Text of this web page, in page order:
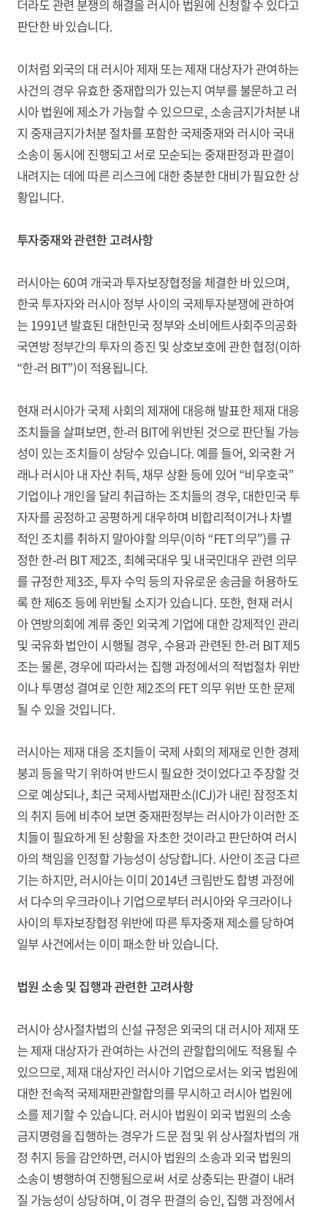
더라도 관련 분쟁의 해결을 러시아 법원에 신청할 수 있다고
판단한 바 있습니다.
이처럼 외국의 대 러시아 제재 또는 제재 대상자가 관여하는
사건의 경우 유효한 중재합의가 있는지 여부를 불문하고 러
시아 법원에 제소가 가능할 수 있으므로, 소송금지가처분 내
지 중재금지가처분 절차를 포함한 국제중재와 러시아 국내
소송이 동시에 진행되고 서로 모순되는 중재판정과 판결이
내려지는 데에 따른 리스크에 대한 충분한 대비가 필요한 상
황입니다.
투자중재와 관련한 고려사항
러시아는 60여 개국과 투자보장협정을 체결한 바 있으며,
한국 투자자와 러시아 정부 사이의 국제투자분쟁에 관하여
는 1991년 발효된 대한민국 정부와 소비에트사회주의공화
국연방 정부간의 투자의 증진 및 상호보호에 관한 협정(이하
“한-러 BIT”)이 적용됩니다.
현재 러시아가 국제 사회의 제재에 대응해 발표한 제재 대응
조치들을 살펴보면, 한-러 BIT에 위반된 것으로 판단될 가능
성이 있는 조치들이 상당수 있습니다. 예를 들어, 외국환 거
래나 러시아 내 자산 취득, 채무 상환 등에 있어 “비우호국”
기업이나 개인을 달리 취급하는 조치들의 경우, 대한민국 투
자자를 공정하고 공평하게 대우하며 비합리적이거나 차별
적인 조치를 취하지 말아야할 의무(이하 “FET 의무”)를 규
정한 한-러 BIT 제2조, 최혜국대우 및 내국민대우 관련 의무
를 규정한 제3조, 투자 수익 등의 자유로운 송금을 허용하도
록 한 제6조 등에 위반될 소지가 있습니다. 또한, 현재 러시
아 연방의회에 계류 중인 외국계 기업에 대한 강제적인 관리
및 국유화 법안이 시행될 경우, 수용과 관련된 한-러 BIT 제5
조는 물론, 경우에 따라서는 집행 과정에서의 적법절차 위반
이나 투명성 결여로 인한 제2조의 FET 의무 위반 또한 문제
될 수 있을 것입니다.
러시아는 제재 대응 조치들이 국제 사회의 제재로 인한 경제
붕괴 등을 막기 위하여 반드시 필요한 것이었다고 주장할 것
으로 예상되나, 최근 국제사법재판소(ICJ)가 내린 잠정조치
의 취지 등에 비추어 보면 중재판정부는 러시아가 이러한 조
치들이 필요하게 된 상황을 자초한 것이라고 판단하여 러시
아의 책임을 인정할 가능성이 상당합니다. 사안이 조금 다르
기는 하지만, 러시아는 이미 2014년 크림반도 합병 과정에
서 다수의 우크라이나 기업으로부터 러시아와 우크라이나
사이의 투자보장협정 위반에 따른 투자중재 제소를 당하여
일부 사건에서는 이미 패소한 바 있습니다.
법원 소송 및 집행과 관련한 고려사항
러시아 상사절차법의 신설 규정은 외국의 대 러시아 제재 또
는 제재 대상자가 관여하는 사건의 관할합의에도 적용될 수
있으므로, 제재 대상자인 러시아 기업으로서는 외국 법원에
대한 전속적 국제재판관할합의를 무시하고 러시아 법원에
소를 제기할 수 있습니다. 러시아 법원이 외국 법원의 소송
금지명령을 집행하는 경우가 드문 점 및 위 상사절차법의 개
정 취지 등을 감안하면, 러시아 법원의 소송과 외국 법원의
소송이 병행하여 진행됨으로써 서로 상충되는 판결이 내려
질 가능성이 상당하며, 이 경우 판결의 승인, 집행 과정에서